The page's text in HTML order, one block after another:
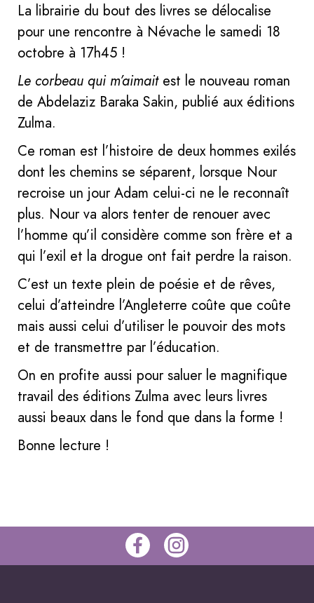
La librairie du bout des livres se délocalise
pour une rencontre à Névache le samedi 18
octobre à 17h45 !
Le corbeau qui m’aimaitest le nouveau roman
de Abdelaziz Baraka Sakin, publié aux éditions
Zulma.
Ce roman est l’histoire de deux hommes exilés
dont les chemins se séparent, lorsque Nour
recroise un jour Adam celui-ci ne le reconnaît
plus. Nour va alors tenter de renouer avec
l’homme qu’il considère comme son frère et a
qui l’exil et la drogue ont fait perdre la raison.
C’est un texte plein de poésie et de rêves,
celui d’atteindre l’Angleterre coûte que coûte
mais aussi celui d’utiliser le pouvoir des mots
et de transmettre par l’éducation.
On en profite aussi pour saluer le magnifique
travail des éditions Zulma avec leurs livres
aussi beaux dans le fond que dans la forme !
Bonne lecture !